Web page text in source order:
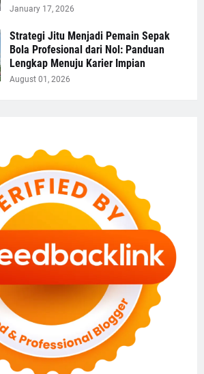
January 17, 2026
Strategi Jitu Menjadi Pemain Sepak
Bola Profesional dari Nol: Panduan
Lengkap Menuju Karier Impian
August 01, 2026